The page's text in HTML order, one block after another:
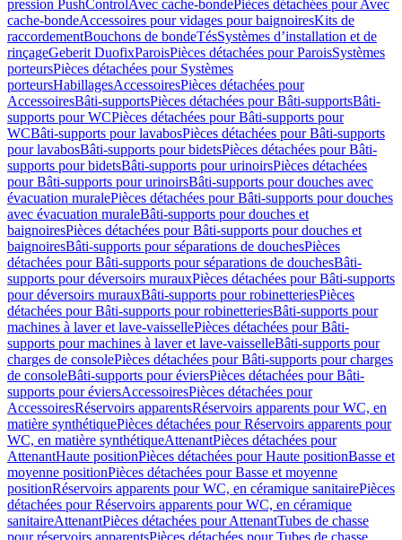
pression PushControlAvec cache-bondePièces détachées pour Avec
cache-bondeAccessoires pour vidages pour baignoiresKits de
raccordementBouchons de bondeTésSystèmes d’installation et de
rinçageGeberit DuofixParoisPièces détachées pour ParoisSystèmes
porteursPièces détachées pour Systèmes
porteursHabillagesAccessoiresPièces détachées pour
AccessoiresBâti-supportsPièces détachées pour Bâti-supportsBâti-
supports pour WCPièces détachées pour Bâti-supports pour
WCBâti-supports pour lavabosPièces détachées pour Bâti-supports
pour lavabosBâti-supports pour bidetsPièces détachées pour Bâti-
supports pour bidetsBâti-supports pour urinoirsPièces détachées
pour Bâti-supports pour urinoirsBâti-supports pour douches avec
évacuation muralePièces détachées pour Bâti-supports pour douches
avec évacuation muraleBâti-supports pour douches et
baignoiresPièces détachées pour Bâti-supports pour douches et
baignoiresBâti-supports pour séparations de douchesPièces
détachées pour Bâti-supports pour séparations de douchesBâti-
supports pour déversoirs murauxPièces détachées pour Bâti-supports
pour déversoirs murauxBâti-supports pour robinetteriesPièces
détachées pour Bâti-supports pour robinetteriesBâti-supports pour
machines à laver et lave-vaissellePièces détachées pour Bâti-
supports pour machines à laver et lave-vaisselleBâti-supports pour
charges de consolePièces détachées pour Bâti-supports pour charges
de consoleBâti-supports pour éviersPièces détachées pour Bâti-
supports pour éviersAccessoiresPièces détachées pour
AccessoiresRéservoirs apparentsRéservoirs apparents pour WC, en
matière synthétiquePièces détachées pour Réservoirs apparents pour
WC, en matière synthétiqueAttenantPièces détachées pour
AttenantHaute positionPièces détachées pour Haute positionBasse et
moyenne positionPièces détachées pour Basse et moyenne
positionRéservoirs apparents pour WC, en céramique sanitairePièces
détachées pour Réservoirs apparents pour WC, en céramique
sanitaireAttenantPièces détachées pour AttenantTubes de chasse
pour réservoirs apparentsPièces détachées pour Tubes de chasse